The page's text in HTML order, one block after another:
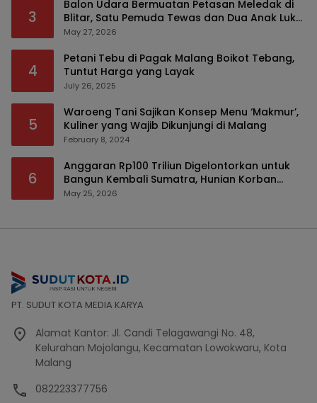
3
Balon Udara Bermuatan Petasan Meledak di
Blitar, Satu Pemuda Tewas dan Dua Anak Luka
Serius
May 27, 2026
4
Petani Tebu di Pagak Malang Boikot Tebang,
Tuntut Harga yang Layak
July 26, 2025
5
Waroeng Tani Sajikan Konsep Menu ‘Makmur’,
Kuliner yang Wajib Dikunjungi di Malang
February 8, 2024
6
Anggaran Rp100 Triliun Digelontorkan untuk
Bangun Kembali Sumatra, Hunian Korban
Bencana Bakal Difokuskan
May 25, 2026
PT. SUDUT KOTA MEDIA KARYA
Alamat Kantor: Jl. Candi Telagawangi No. 48,
Kelurahan Mojolangu, Kecamatan Lowokwaru, Kota
Malang
082223377756